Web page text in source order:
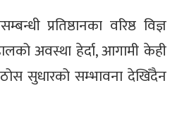
प्रतिष्ठानका वरिष्ठ विज्ञ
अवस्था हेर्दा, आगामी केही
सुधारको सम्भावना देखिँदैन